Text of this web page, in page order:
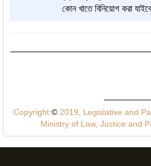
কোন খাতে বিনিয়োগ করা
Copyright ©2019, Legislative and
Ministry of Law, Justice and